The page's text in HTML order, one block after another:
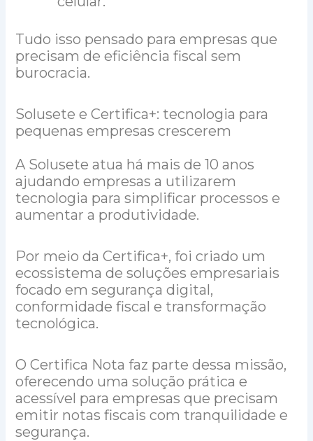
Tudo isso pensado para empresas que
precisam de eficiência fiscal sem
burocracia.
Solusete e Certifica+: tecnologia para
pequenas empresas crescerem
A Solusete atua há mais de 10 anos
ajudando empresas a utilizarem
tecnologia para simplificar processos e
aumentar a produtividade.
Por meio da Certifica+, foi criado um
ecossistema de soluções empresariais
focado em segurança digital,
conformidade fiscal e transformação
tecnológica.
O Certifica Nota faz parte dessa missão,
oferecendo uma solução prática e
acessível para empresas que precisam
emitir notas fiscais com tranquilidade e
segurança.